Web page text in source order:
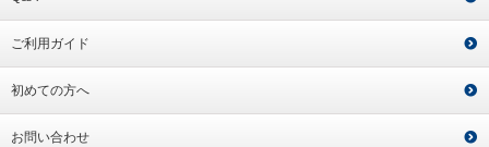
ご利用ガイド
初めての方へ
お問い合わせ